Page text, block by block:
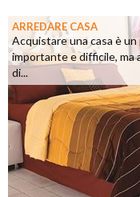
ARREDARE CASA
Acquistare una casa è
importante e difficile, ma
di...